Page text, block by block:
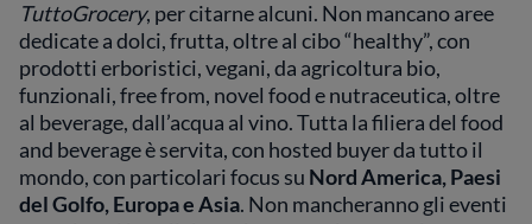
TuttoGrocery, per citarne alcuni. Non mancano aree
dedicate a dolci, frutta, oltre al cibo “healthy”, con
prodotti erboristici, vegani, da agricoltura bio,
funzionali, free from, novel food e nutraceutica, oltre
al beverage, dall’acqua al vino. Tutta la filiera del food
and beverage è servita, con hosted buyer da tutto il
mondo, con particolari focus su Nord America, Paesi
del Golfo, Europa e Asia. Non mancheranno gli eventi